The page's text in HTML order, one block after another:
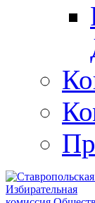
Избирательная